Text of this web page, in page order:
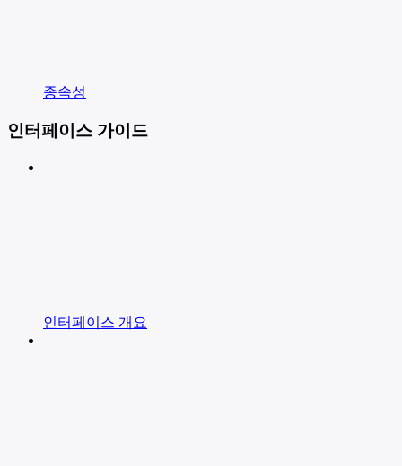
종속성
인터페이스 가이드
인터페이스 개요